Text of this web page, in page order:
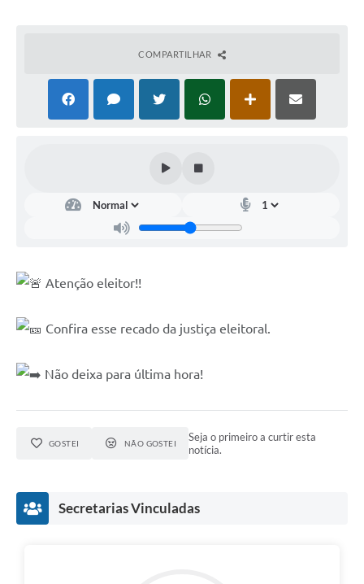
COMPARTILHAR
Atenção eleitor!!
Confira esse recado da justiça eleitoral.
Não deixa para última hora!
GOSTEI NÃO GOSTEI
Seja o primeiro a curtir esta
notícia.
Secretarias Vinculadas